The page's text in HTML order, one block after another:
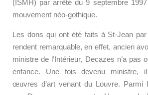
(ISMH) par arrêté du 9 septembre
mouvement néo-gothique.
Les dons qui ont été faits à St-Jean
rendent remarquable, en effet, ancien
ministre de l’Intérieur, Decazes n’a pas
enfance. Une fois devenu ministre, il
œuvres d’art venant du Louvre. Parmi